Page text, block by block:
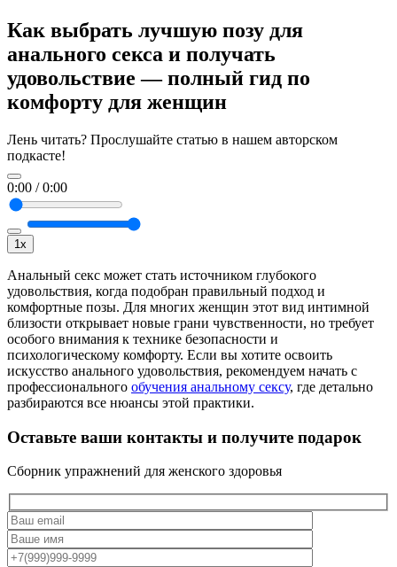
Как выбрать лучшую позу для
анального секса и получать
удовольствие — полный гид по
комфорту для женщин
Лень читать? Прослушайте статью в нашем авторском
подкасте!
0:00 /0:00
1x
Анальный секс может стать источником глубокого
удовольствия, когда подобран правильный подход и
комфортные позы. Для многих женщин этот вид интимной
близости открывает новые грани чувственности, но требует
особого внимания к технике безопасности и
психологическому комфорту. Если вы хотите освоить
искусство анального удовольствия, рекомендуем начать с
профессионального обучения анальному сексу, где детально
разбираются все нюансы этой практики.
Оставьте ваши контакты и получите подарок
Сборник упражнений для женского здоровья